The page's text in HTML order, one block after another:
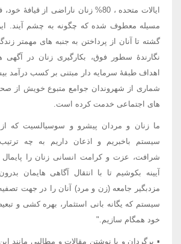
ایالات متحده ، 80% زنان ناراضی از
مسیله معطوف شده که چگونه به چشم آیند.
گشته تا آنان از پرداختن به جنبه های مهمتر
نگارندۀ سطور فوق، بکارگیری زنان در آگهی
اهداف طبقۀ سرمایه دار مبتنی بر کسب درآمد
شماری از شهروندان جوامع متبوع خویش از
های اجتماعی خدمت کرده است.
ما زنان و مردان پیشرو و سوسیالسیت که از
سیستم باخبریم و اذعان داریم به چه ترتیب
شرافت، عزت و کرامت انسانی زنان را پایمال
آیینه بکوشیم تا با انتقال آگاهی هایمان
مزدبگیر جامعه (زن و مرد) آنان را در جهت
سیستم که یگانه بانی استثمار، بهره کشی و
خود همگام سازیم."
▪ برگردان و یا نوشتن مقالات و مطالبی مانند